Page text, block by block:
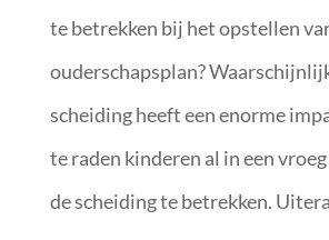
te betrekken bij het opstellen
ouderschapsplan?
scheiding heeft een enorme
te raden kinderen al in een
de scheiding te betrekken.